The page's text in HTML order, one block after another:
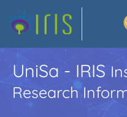
UniSa - IRIS
Research